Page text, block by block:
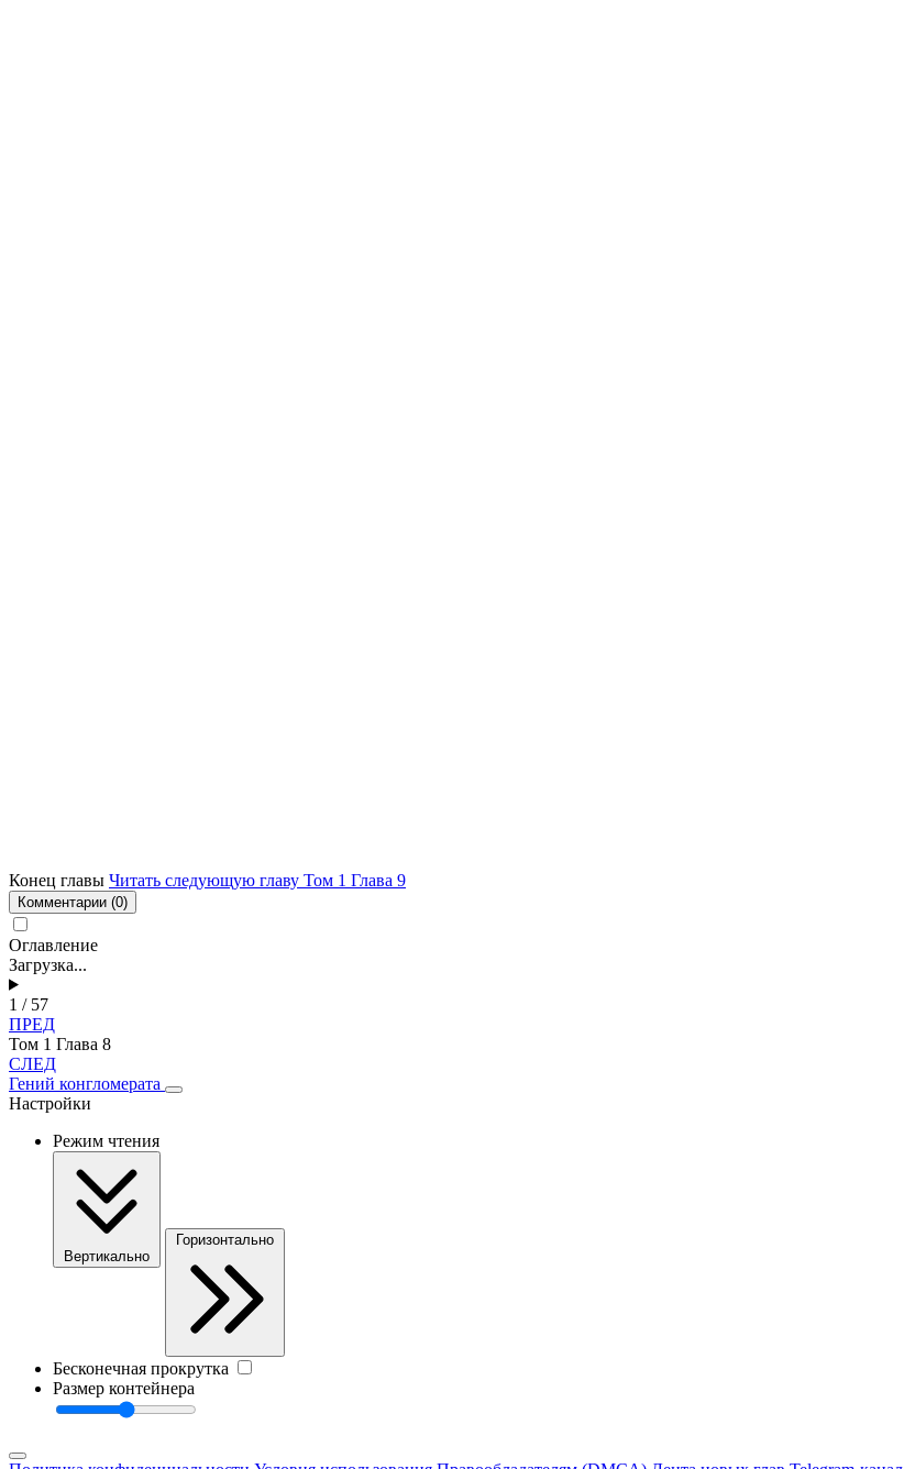
Конец главы Читать следующую главу Том 1 Глава 9
Комментарии (0)
Оглавление
Загрузка...
1 / 57
ПРЕД
Том 1 Глава 8
СЛЕД
Гений конгломерата
Настройки
Режим чтения
Вертикально
Горизонтально
Бесконечная прокрутка
Размер контейнера